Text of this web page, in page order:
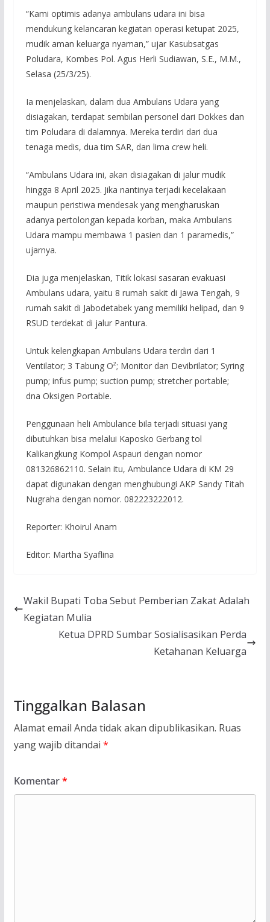
“Kami optimis adanya ambulans udara ini bisa
mendukung kelancaran kegiatan operasi ketupat 2025,
mudik aman keluarga nyaman,” ujar Kasubsatgas
Poludara, Kombes Pol. Agus Herli Sudiawan, S.E., M.M.,
Selasa (25/3/25).
Ia menjelaskan, dalam dua Ambulans Udara yang
disiagakan, terdapat sembilan personel dari Dokkes dan
tim Poludara di dalamnya. Mereka terdiri dari dua
tenaga medis, dua tim SAR, dan lima crew heli.
“Ambulans Udara ini, akan disiagakan di jalur mudik
hingga 8 April 2025. Jika nantinya terjadi kecelakaan
maupun peristiwa mendesak yang mengharuskan
adanya pertolongan kepada korban, maka Ambulans
Udara mampu membawa 1 pasien dan 1 paramedis,”
ujarnya.
Dia juga menjelaskan, Titik lokasi sasaran evakuasi
Ambulans udara, yaitu 8 rumah sakit di Jawa Tengah, 9
rumah sakit di Jabodetabek yang memiliki helipad, dan 9
RSUD terdekat di jalur Pantura.
Untuk kelengkapan Ambulans Udara terdiri dari 1
Ventilator; 3 Tabung O²; Monitor dan Devibrilator; Syring
pump; infus pump; suction pump; stretcher portable;
dna Oksigen Portable.
Penggunaan heli Ambulance bila terjadi situasi yang
dibutuhkan bisa melalui Kaposko Gerbang tol
Kalikangkung Kompol Aspauri dengan nomor
081326862110. Selain itu, Ambulance Udara di KM 29
dapat digunakan dengan menghubungi AKP Sandy Titah
Nugraha dengan nomor. 082223222012.
Reporter: Khoirul Anam
Editor: Martha Syaflina
Wakil Bupati Toba Sebut Pemberian Zakat Adalah
Kegiatan Mulia
Ketua DPRD Sumbar Sosialisasikan Perda
Ketahanan Keluarga
Tinggalkan Balasan
Alamat email Anda tidak akan dipublikasikan. Ruas
yang wajib ditandai *
Komentar*